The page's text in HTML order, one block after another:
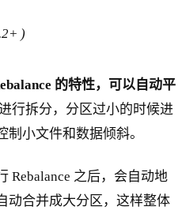
)
的特性，可以自动平
行拆分，分区过小的时候进
小文件和数据倾斜。
Rebalance 之后，会自动地
动合并成大分区，这样整体